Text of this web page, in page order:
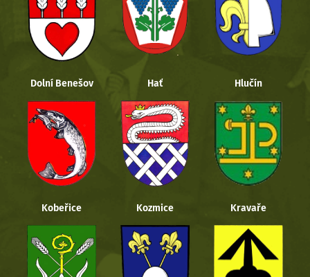
Dolní Benešov Hať Hlučín
Kobeřice Kozmice Kravaře